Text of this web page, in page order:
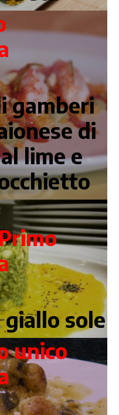
gamberi
di
lime e
giallo sole
unico